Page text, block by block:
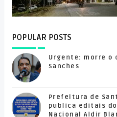
POPULAR POSTS
Urgente: morre o
Sanches
Prefeitura de
publica editais
Nacional Aldir